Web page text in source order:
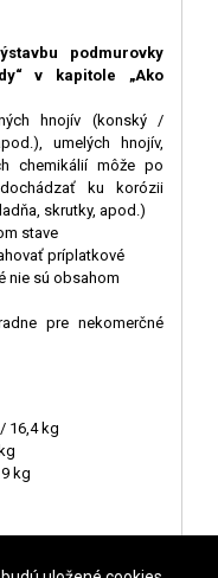
podmurovky
v kapitole „Ako
hnojív (konský /
umelých hnojív,
chemikálií môže po
ku korózii
skrutky, apod.)
stave
príplatkové
nie sú obsahom
pre nekomerčné
16,4 kg
kg